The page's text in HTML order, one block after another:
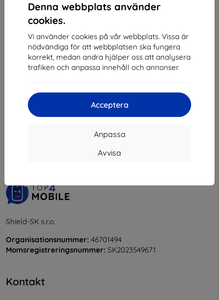
Denna webbplats använder
cookies.
Vi använder cookies på vår webbplats. Vissa är
nödvändiga för att webbplatsen ska fungera
korrekt, medan andra hjälper oss att analysera
trafiken och anpassa innehåll och annonser.
Acceptera
Anpassa
Avvisa
3MK FlexibleGlass Garmin Edge
1040 Watch Hybridglas
147 kr
132 kr
I lager > 5 st
Shield-SK s.r.o.
Organisationsnummer: 46701494
Momsregistreringsnummer: SK2023549671
Kontakt